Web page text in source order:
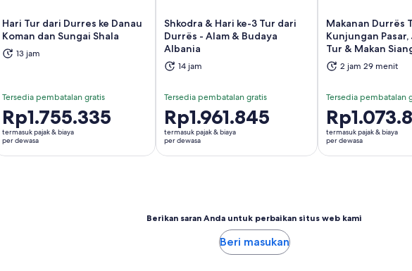
Hari Tur dari Durres ke Danau
Koman dan Sungai Shala
13 jam
Tersedia pembatalan gratis
Harga
Rp1.755.335
per
dewasa
Rp1.755.335
termasuk pajak & biaya
per dewasa
Buka di tab baru
Shkodra & Hari ke-3 Tur dari
Durrës - Alam & Budaya
Albania
14 jam
Tersedia pembatalan gratis
Harga
Rp1.961.845
per
dewasa
Rp1.961.845
termasuk pajak & biaya
per dewasa
Buka di tab baru
Makanan Durrës
Kunjungan Pasar,
Tur & Makan
2 jam 29 menit
Tersedia pembatalan
Harga
Rp1.073.852
per
dewasa
termasuk pajak & biaya
per dewasa
Berikan saran Anda untuk perbaikan situs web kami
Beri masukan